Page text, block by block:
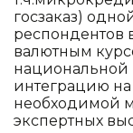
госзаказ)
респондентов
валютным
национальной
интеграцию на
необходимой
экспертных